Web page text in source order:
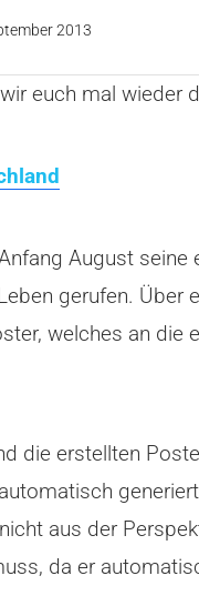
2013
euch mal wieder
August
gerufen.
welches an
die erstellten
aus der
da er